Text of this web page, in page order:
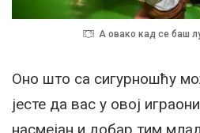
А овако кад се баш
Оно што са сигурношћу
јесте да вас у овој